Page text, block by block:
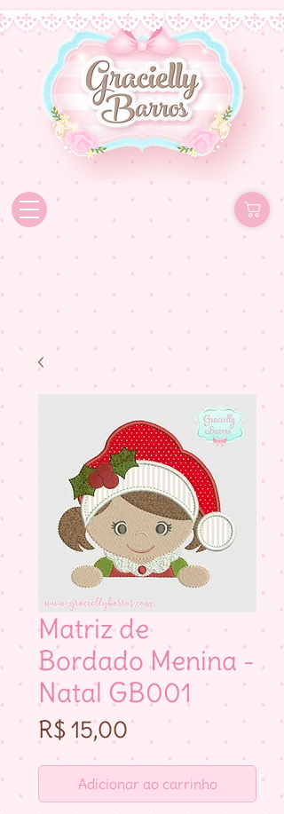
Matriz de
Bordado Menina -
Natal GB001
R$ 15,00Preço
Adicionar ao carrinho